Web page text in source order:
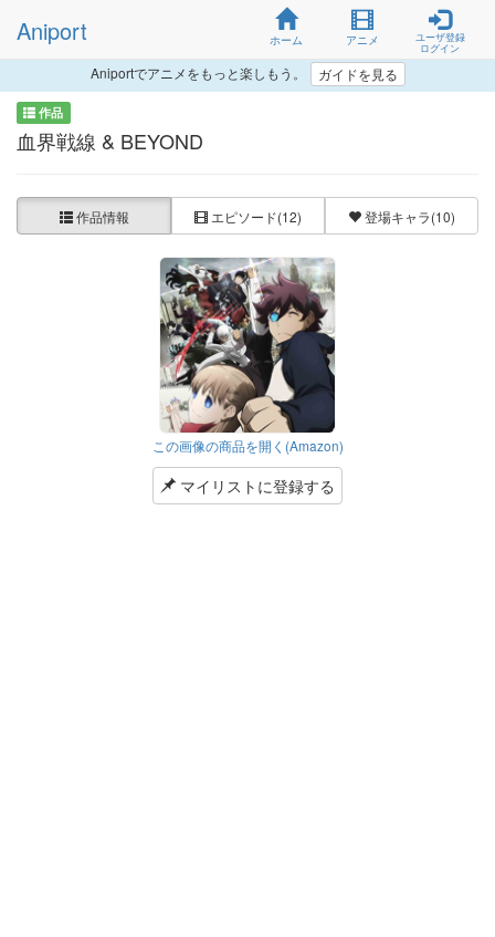
Aniport ホーム アニメ
ユーザ登録
ログイン
Aniportでアニメをもっと楽しもう。 ガイドを見る
作品
血界戦線 & BEYOND
作品情報 エピソード(12) 登場キャラ(10)
この画像の商品を開く(Amazon)
マイリストに登録する